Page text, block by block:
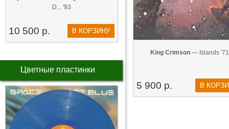
D... '93
10 500 р. В КОРЗИНУ
Цветные пластинки
King Crimson— Islands '71
5 900 р. В